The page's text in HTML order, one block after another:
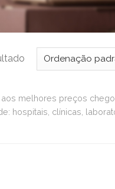
melhores preços
hospitais, clínicas,